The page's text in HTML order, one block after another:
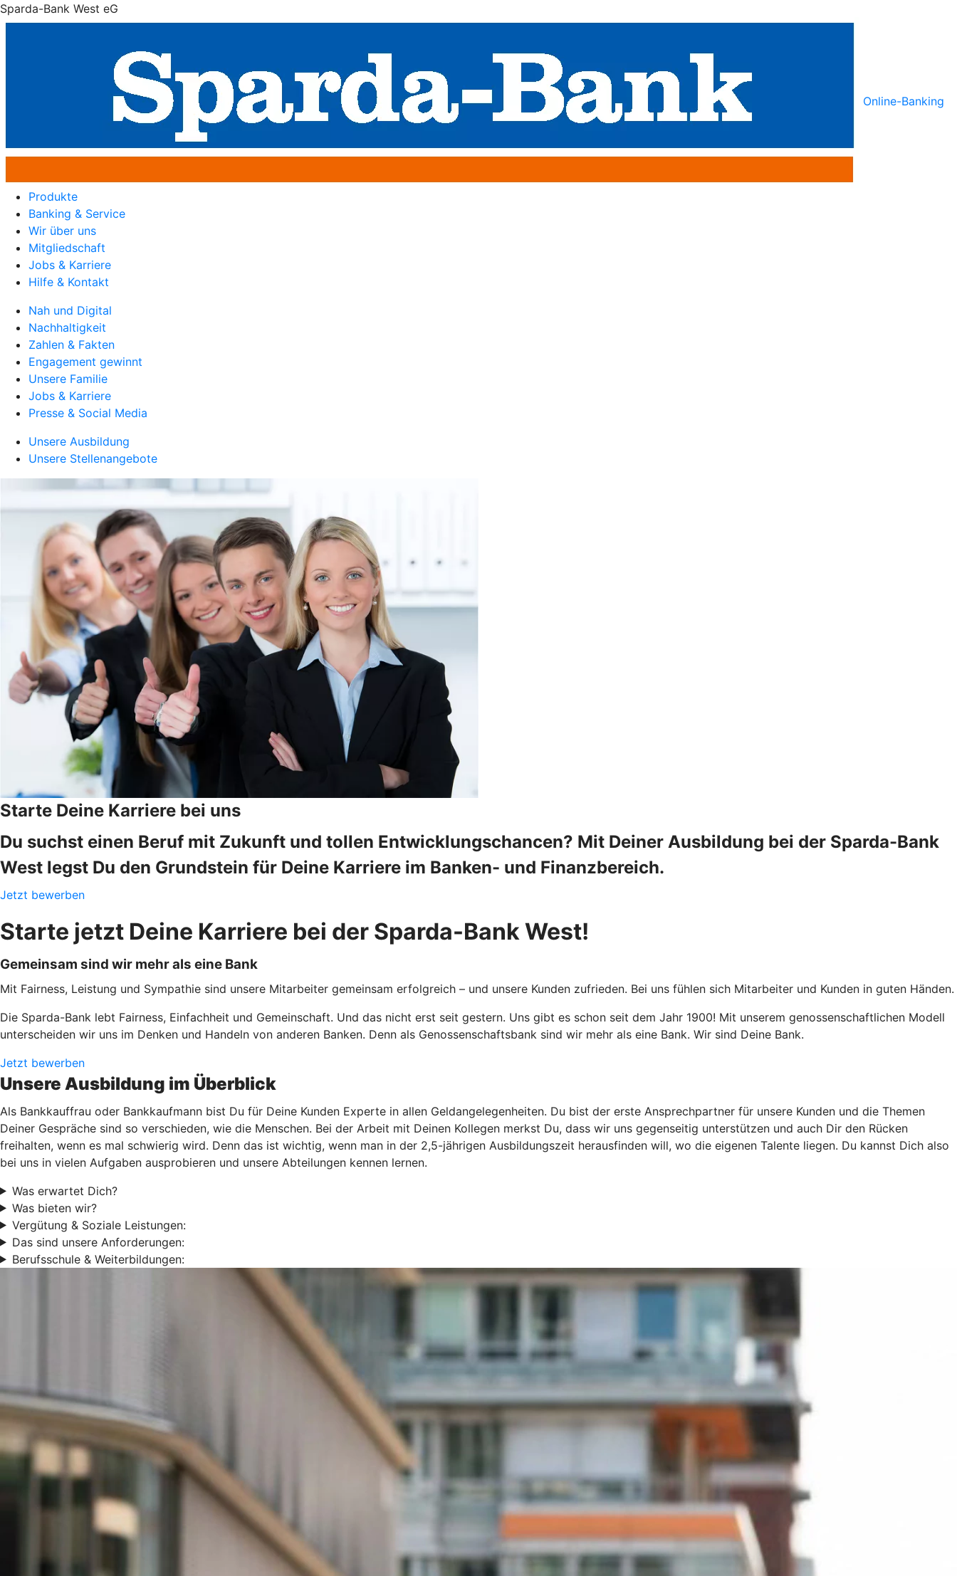
Sparda-Bank West eG
Online-Banking
Produkte
Banking & Service
Wir über uns
Mitgliedschaft
Jobs & Karriere
Hilfe & Kontakt
Nah und Digital
Nachhaltigkeit
Zahlen & Fakten
Engagement gewinnt
Unsere Familie
Jobs & Karriere
Presse & Social Media
Unsere Ausbildung
Unsere Stellenangebote
Starte Deine Karriere bei uns
Du suchst einen Beruf mit Zukunft und tollen Entwicklungschancen? Mit Deiner Ausbildung bei der Sparda-Bank
West legst Du den Grundstein für Deine Karriere im Banken- und Finanzbereich.
Jetzt bewerben
Starte jetzt Deine Karriere bei der Sparda-Bank West!
Gemeinsam sind wir mehr als eine Bank
Mit Fairness, Leistung und Sympathie sind unsere Mitarbeiter gemeinsam erfolgreich – und unsere Kunden zufrieden. Bei uns fühlen sich Mitarbeiter und Kunden in guten Händen.
Die Sparda-Bank lebt Fairness, Einfachheit und Gemeinschaft. Und das nicht erst seit gestern. Uns gibt es schon seit dem Jahr 1900! Mit unserem genossenschaftlichen Modell
unterscheiden wir uns im Denken und Handeln von anderen Banken. Denn als Genossenschaftsbank sind wir mehr als eine Bank. Wir sind Deine Bank.
Jetzt bewerben
Unsere Ausbildung im Überblick
Als Bankkauffrau oder Bankkaufmann bist Du für Deine Kunden Experte in allen Geldangelegenheiten. Du bist der erste Ansprechpartner für unsere Kunden und die Themen
Deiner Gespräche sind so verschieden, wie die Menschen. Bei der Arbeit mit Deinen Kollegen merkst Du, dass wir uns gegenseitig unterstützen und auch Dir den Rücken
freihalten, wenn es mal schwierig wird. Denn das ist wichtig, wenn man in der 2,5-jährigen Ausbildungszeit herausfinden will, wo die eigenen Talente liegen. Du kannst Dich also
bei uns in vielen Aufgaben ausprobieren und unsere Abteilungen kennen lernen.
Was erwartet Dich?
Was bieten wir?
Vergütung & Soziale Leistungen:
Das sind unsere Anforderungen:
Berufsschule & Weiterbildungen: